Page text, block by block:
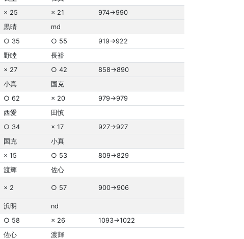
× 25 × 21
974→990
黒晴
md
○ 35 ○ 55
919→922
野睦
長裕
× 27 ○ 42
858→890
小真
国克
○ 62 × 20
979→979
西愛
田慎
○ 34 × 17
927→927
国克
小真
× 15 ○ 53
809→829
渡輝 佐心
× 2 ○ 57 900→906
浜明
nd
○ 58 × 26
1093→1022
佐心
渡輝